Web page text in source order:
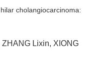
cholangiocarcinoma:
Lixin, XIONG